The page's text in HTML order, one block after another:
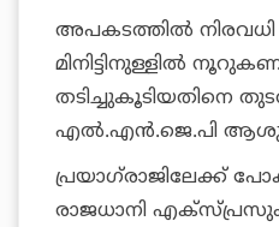
അപകടത്തില്‍ നിരവധി
മിനിട്ടിനുള്ളില്‍
തടിച്ചുകൂടിയതിനെ
എല്‍.എന്‍.ജെ.പി
പ്രയാഗ്‌രാജിലേക്ക്
രാജധാനി